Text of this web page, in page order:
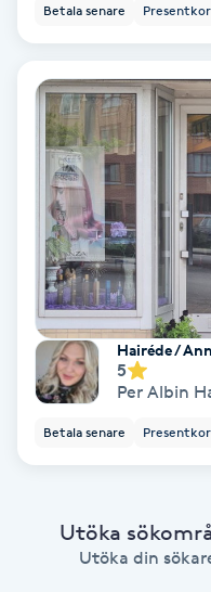
Gravidyoga
Gruppträning
Gua Sha-massage
Hatha Yoga
Headspa
Healing
Betala senare
Hairéde /
5
Per Albin
Betala senare
Utöka
Utöka din